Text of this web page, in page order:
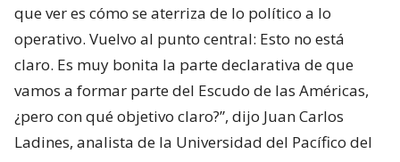
que ver es cómo se aterriza de lo político a lo
operativo. Vuelvo al punto central: Esto no está
claro. Es muy bonita la parte declarativa de que
vamos a formar parte del Escudo de las Américas,
¿pero con qué objetivo claro?”, dijo Juan Carlos
Ladines, analista de la Universidad del Pacífico del